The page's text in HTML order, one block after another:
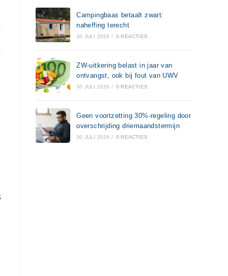
Campingbaas betaalt zwart:
naheffing terecht
30 JULI 2026 / 0 REACTIES
ZW-uitkering belast in jaar van
ontvangst, ook bij fout van UWV
30 JULI 2026 / 0 REACTIES
Geen voortzetting 30%-regeling door
overschrijding driemaandstermijn
30 JULI 2026 / 0 REACTIES